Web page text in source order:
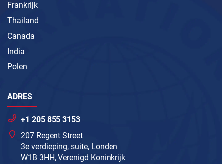
Frankrijk
Thailand
Canada
India
Polen
ADRES
+1 205 855 3153
207 Regent Street
3e verdieping, suite, Londen
W1B 3HH, Verenigd Koninkrijk